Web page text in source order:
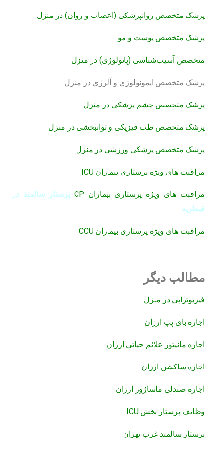
پزشک متخصص روانپزشکی (اعصاب و روان) در منزل
پزشک متخصص پوست و مو
متخصص آسیب‌شناسی (پاتولوژی) در منزل
پزشک متخصص ایمونولوژی و آلرژی در منزل
پزشک متخصص چشم پزشکی در منزل
پزشک متخصص طب فیزیکی و توانبخشی در منزل
پزشک متخصص پزشکی ورزشی در منزل
مراقبت های ویژه پرستاری بیماران ICU
مراقبت های ویژه پرستاری بیماران CP
پرستار سالمند در
قیطریه
مراقبت های ویژه پرستاری بیماران CCU
مطالب دیگر
فیزیوتراپی در منزل
اجاره بای پپ ارزان
اجاره مانیتور علائم حیاتی ارزان
اجاره ساکشن ارزان
اجاره صندلی ماساژور ارزان
وظایف پرستار بخش ICU
پرستار سالمند غرب تهران